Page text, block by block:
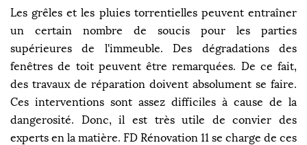
Les grêles et les pluies torrentielles peuvent entraîner
un certain nombre de soucis pour les parties
supérieures de l'immeuble. Des dégradations des
fenêtres de toit peuvent être remarquées. De ce fait,
des travaux de réparation doivent absolument se faire.
Ces interventions sont assez difficiles à cause de la
dangerosité. Donc, il est très utile de convier des
experts en la matière. FD Rénovation 11 se charge de ces